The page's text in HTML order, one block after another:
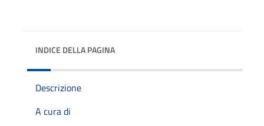
INDICE DELLA PAGINA
Descrizione
A cura di